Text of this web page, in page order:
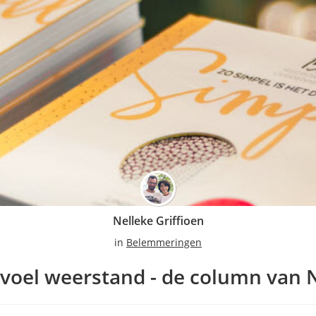
Nelleke Griffioen
in Belemmeringen
weerstand - de column van